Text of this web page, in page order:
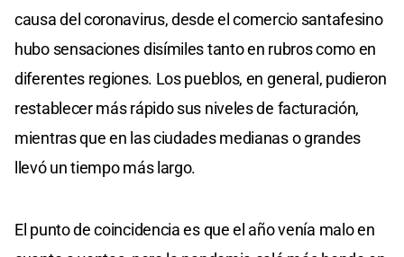
causa del coronavirus, desde el comercio santafesino
hubo sensaciones disímiles tanto en rubros como en
diferentes regiones. Los pueblos, en general, pudieron
restablecer más rápido sus niveles de facturación,
mientras que en las ciudades medianas o grandes
llevó un tiempo más largo.
El punto de coincidencia es que el año venía malo en